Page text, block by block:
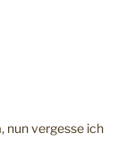
nun vergesse ich